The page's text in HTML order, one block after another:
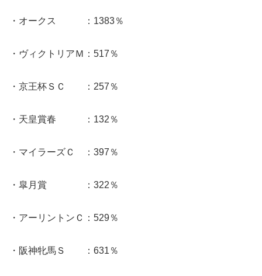
・オークス ：1383％
・ヴィクトリアＭ：517％
・京王杯ＳＣ ：257％
・天皇賞春 ：132％
・マイラーズＣ ：397％
・皐月賞 ：322％
・アーリントンＣ：529％
・阪神牝馬Ｓ ：631％